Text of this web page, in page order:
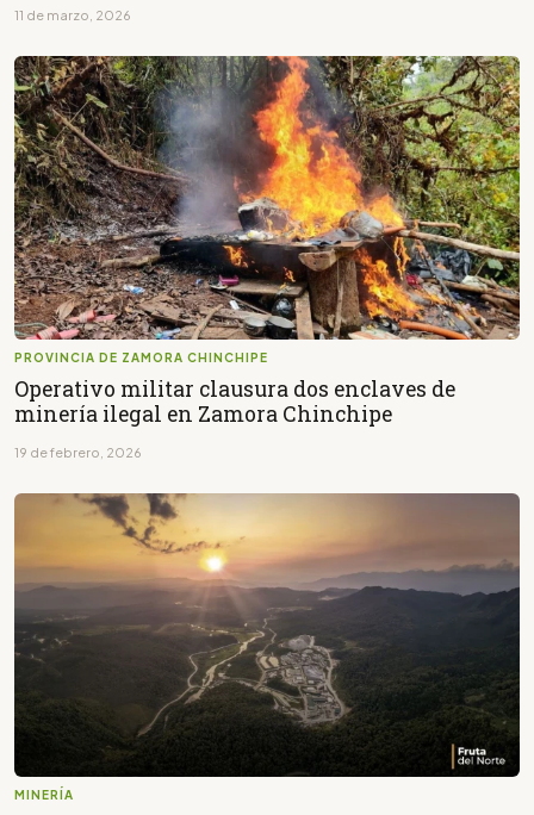
11 de marzo, 2026
PROVINCIA DE ZAMORA CHINCHIPE
Operativo militar clausura dos enclaves de
minería ilegal en Zamora Chinchipe
19 de febrero, 2026
MINERÍA